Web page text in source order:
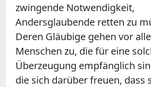
zwingende Notwendigkeit,
Andersglaubende retten zu
Deren Gläubige gehen vor
Menschen zu, die für eine
Überzeugung empfänglich
die sich darüber freuen, dass